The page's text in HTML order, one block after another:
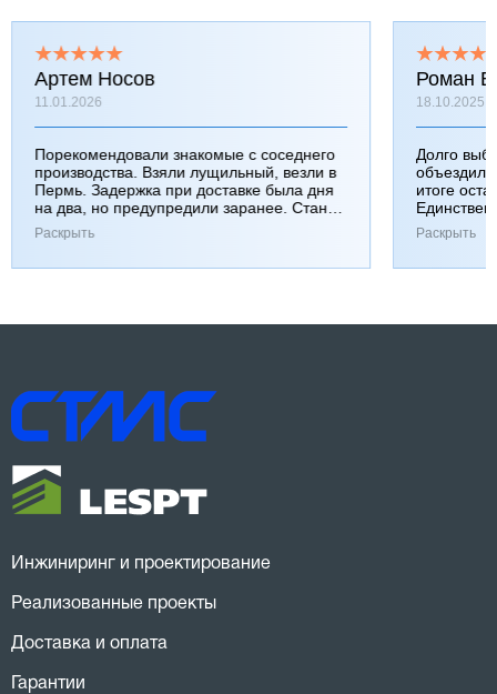
Артем Носов
11.01.2026
Порекомендовали знакомые с соседнего
производства. Взяли лущильный, везли в
Пермь. Задержка при доставке была дня
на два, но предупредили заранее. Станок
работает хорошо, к качеству вопросов нет.
Раскрыть
Роман
18.10.2025
Долго
итоге
Раскрыть
Инжиниринг и проектирование
Реализованные проекты
Доставка и оплата
Гарантии